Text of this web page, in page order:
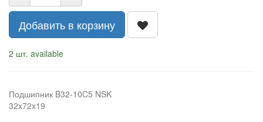
Добавить в корзину
2 шт. available
Подшипник B32-10C5 NSK
32x72x19